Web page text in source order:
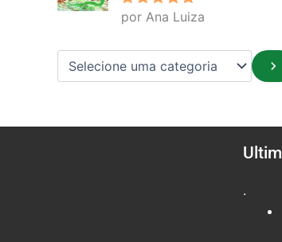
Avaliação
5
por Ana Luiza
.